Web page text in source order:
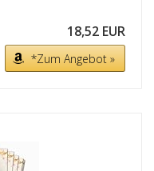
18,52 EUR
*Zum Angebot »